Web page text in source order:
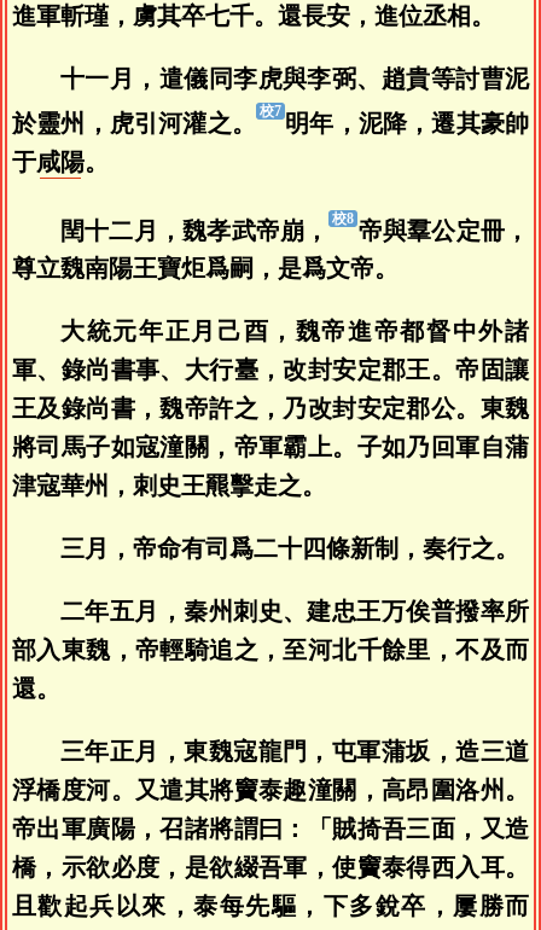
進軍斬瑾，虜其卒七千。還長安，進位丞相。
十一月，遣儀同李虎與李弼、趙貴等討曹泥
於靈州，虎引河灌之。
明年，泥降，遷其豪帥
于咸陽。
閏十二月，魏孝武帝崩，
帝與羣公定冊，
尊立魏南陽王寶炬爲嗣，是爲文帝。
大統元年正月己酉，魏帝進帝都督中外諸
軍、錄尚書事、大行臺，改封安定郡王。帝固讓
王及錄尚書，魏帝許之，乃改封安定郡公。東魏
將司馬子如寇潼關，帝軍霸上。子如乃回軍自蒲
津寇華州，刺史王羆擊走之。
三月，帝命有司爲二十四條新制，奏行之。
二年五月，秦州刺史、建忠王万俟普撥率所
部入東魏，帝輕騎追之，至河北千餘里，不及而
還。
三年正月，東魏寇龍門，屯軍蒲坂，造三道
浮橋度河。又遣其將竇泰趣潼關，高昂圍洛州。
帝出軍廣陽，召諸將謂曰：「賊掎吾三面，又造
橋，示欲必度，是欲綴吾軍，使竇泰得西入耳。
且歡起兵以來，泰每先驅，下多銳卒，屢勝而